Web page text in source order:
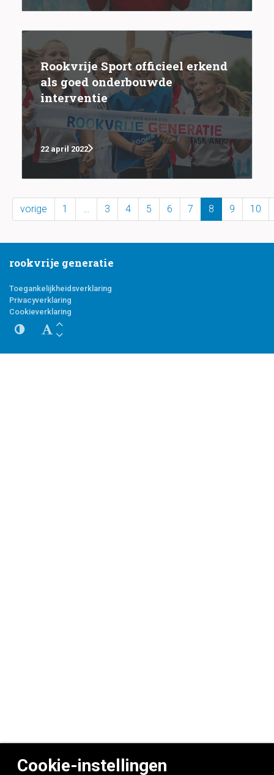
Rookvrije Sport officieel erkend
als goed onderbouwde
interventie
22 april 2022
vorige 1 … 3 4 5 6 7 8 9 10
rookvrije generatie
Toegankelijkheidsverklaring
Privacyverklaring
Cookieverklaring
Cookie-instellingen